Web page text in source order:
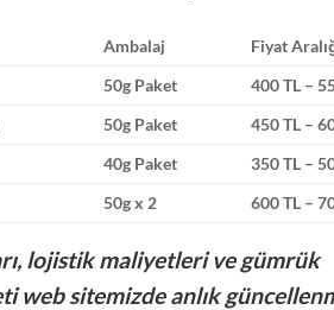
Ambalaj
Fiyat
50g Paket
400 TL –
50g Paket
450 TL –
40g Paket
350 TL –
50g x 2 600 TL –
lojistik maliyetleri ve gümrük
web sitemizde anlık